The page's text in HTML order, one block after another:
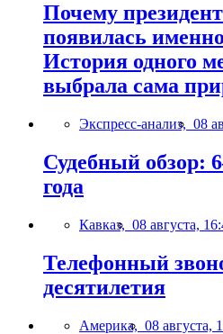
Почему
появилась
История одного
выбрала сама
Экспресс-анализ, 08
Судебный обзор:
года
Кавказ, 08 августа,
Телефонный
десятилетия
Америка, 08 августа,